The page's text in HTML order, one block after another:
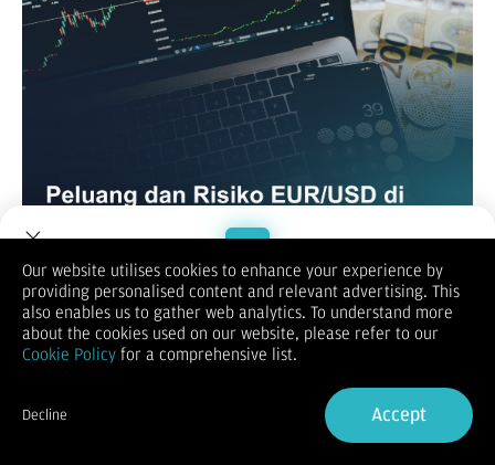
EURUSD
Trump mengatakan pada hari Minggu bahwa ia setuju untuk
memperpanjang tenggat waktu tarif 50% pada Uni Eropa (UE)
hingga 9 Juli setelah melakukan panggilan telepon dengan
Presiden Komisi Ursula von der Leyen. Hal ini, pada gilirannya,
Sebelumnya pada bulan April, Trump memberlakukan tarif
20% pada UE sebagai bagian dari tarif "timbal balik" yang
luas, sebelum menurunkan tarif tersebut menjadi 10% selama
Welcome to Dupoin.
Trade with a Trusted Broker
Sign in
Our website utilises cookies to enhance your experience by
providing personalised content and relevant advertising. This
also enables us to gather web analytics. To understand more
about the cookies used on our website, please refer to our
Cookie Policy for a comprehensive list.
Decline Accept